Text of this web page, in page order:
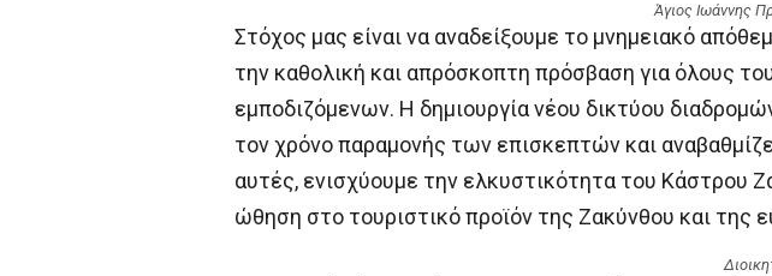
Άγιος Ιωάννης
Στόχος μας είναι να αναδείξουμε το μνημειακό
την καθολική και απρόσκοπτη πρόσβαση για όλους
εμποδιζόμενων. Η δημιουργία νέου δικτύου
τον χρόνο παραμονής των επισκεπτών και
αυτές, ενισχύουμε την ελκυστικότητα του Κάστρου
ώθηση στο τουριστικό προϊόν της Ζακύνθου και της